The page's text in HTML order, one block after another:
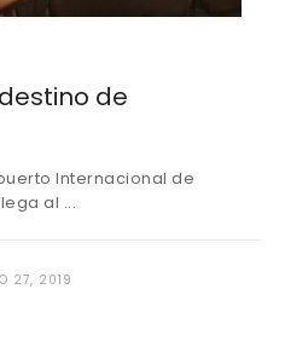
de
Internacional de
al ...
27, 2019